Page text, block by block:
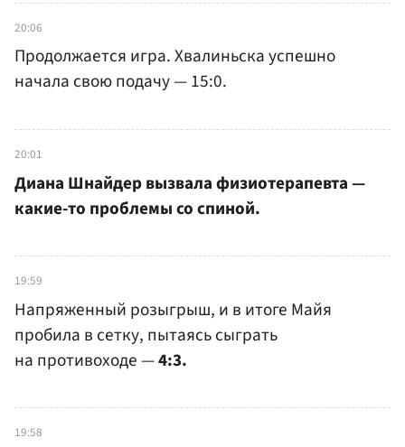
20:06
Продолжается игра. Хвалиньска успешно
начала свою подачу — 15:0.
20:01
Диана Шнайдер вызвала физиотерапевта —
какие-то проблемы со спиной.
19:59
Напряженный розыгрыш, и в итоге Майя
пробила в сетку, пытаясь сыграть
на противоходе —4:3.
19:58